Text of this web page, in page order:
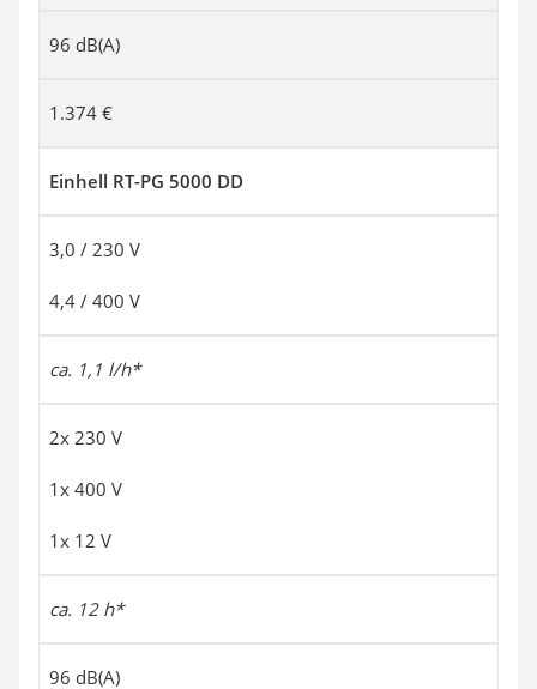
96 dB(A)
1.374 €
Einhell RT-PG 5000 DD
3,0 / 230 V
4,4 / 400 V
ca. 1,1 l/h*
2x 230 V
1x 400 V
1x 12 V
ca. 12 h*
96 dB(A)